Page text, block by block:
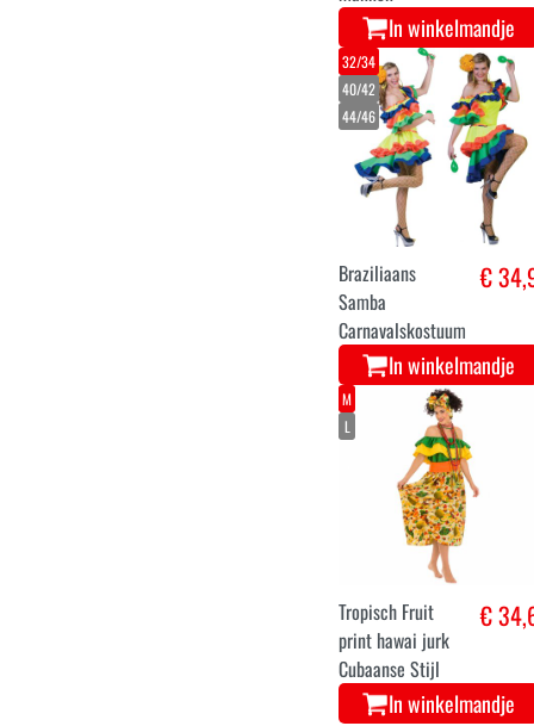
In winkelmandje
32/34
40/42
44/46
Braziliaans
Samba
Carnavalskostuum
€
In winkelmandje
M
L
Tropisch Fruit
print hawai jurk
Cubaanse Stijl
€
In winkelmandje